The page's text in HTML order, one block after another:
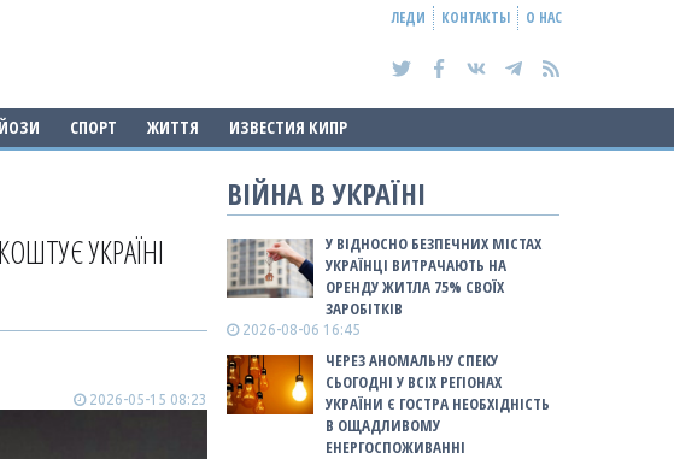
ЛЕДИ КОНТАКТЫ О НАС
СПОРТ ЖИТТЯ ИЗВЕСТИЯ КИПР
УКРАЇНІ
2026-05-15 08:23
ВІЙНА В УКРАЇНІ
У ВІДНОСНО БЕЗПЕЧНИХ МІСТАХ
УКРАЇНЦІ ВИТРАЧАЮТЬ НА
ОРЕНДУ ЖИТЛА 75% СВОЇХ
ЗАРОБІТКІВ
2026-08-06 16:45
ЧЕРЕЗ АНОМАЛЬНУ СПЕКУ
СЬОГОДНІ У ВСІХ РЕГІОНАХ
УКРАЇНИ Є ГОСТРА НЕОБХІДНІСТЬ
В ОЩАДЛИВОМУ
ЕНЕРГОСПОЖИВАННІ